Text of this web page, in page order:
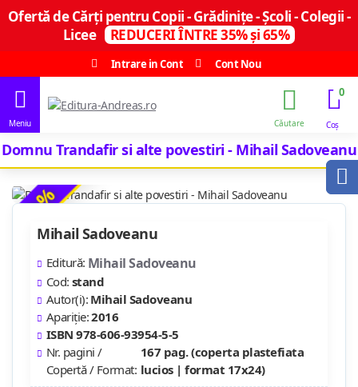
Ofertă de Cărți pentru Copii - Grădinițe - Școli - Colegii -
Licee
REDUCERI ÎNTRE 35% și 65%
Intrare in Cont
Cont Nou
0
Domnu Trandafir si alte povestiri - Mihail Sadoveanu
-10 %Mihail Sadoveanu
Editură: Mihail Sadoveanu
Cod: stand
Autor(i): Mihail Sadoveanu
Apariție:2016
ISBN 978-606-93954-5-5
Nr. pagini /
Copertă / Format:
167 pag. (coperta plastefiata
lucios | format 17x24)